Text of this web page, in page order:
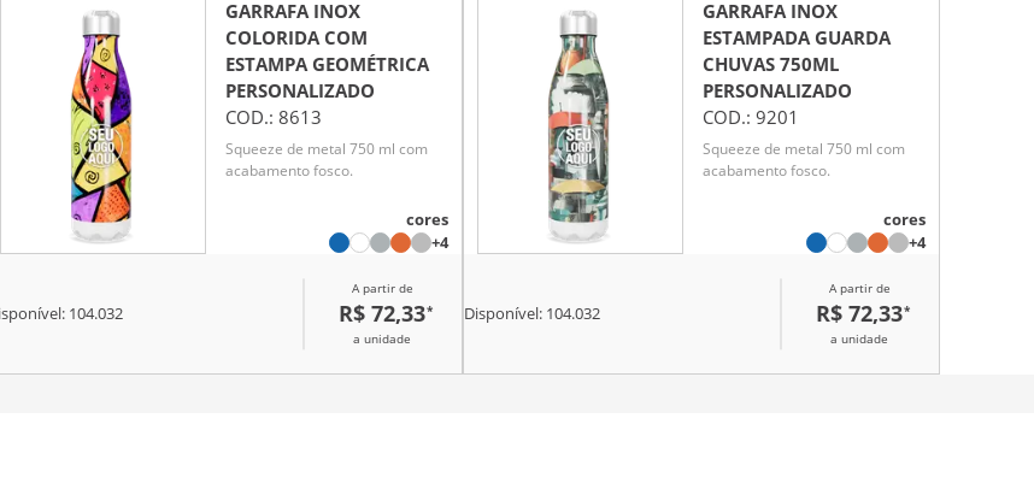
GARRAFA INOX
COLORIDA COM
ESTAMPA GEOMÉTRICA
PERSONALIZADO
COD.: 8613
Squeeze de metal 750 ml com
acabamento fosco.
cores
+4
104.032
A partir de
R$ 72,33*
a unidade
GARRAFA INOX
ESTAMPADA GUARDA
CHUVAS 750ML
PERSONALIZADO
COD.: 9201
Squeeze de metal 750 ml com
acabamento fosco.
cores
+4
Disponível: 104.032
A partir de
R$ 72,33*
a unidade